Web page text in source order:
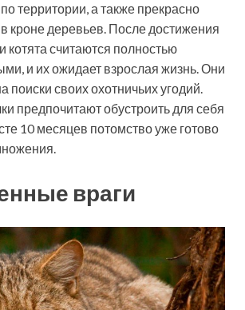
территории, а также прекрасно
кроне деревьев. После достижения
котята считаются полностью
и их ожидает взрослая жизнь. Они
поиски своих охотничьих угодий.
предпочитают обустроить для себя
10 месяцев потомство уже готово
враги